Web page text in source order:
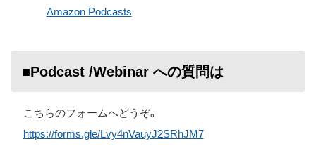
Amazon Podcasts
■Podcast /Webinar への質問は
こちらのフォームへどうぞ。
https://forms.gle/Lvy4nVauyJ2SRhJM7